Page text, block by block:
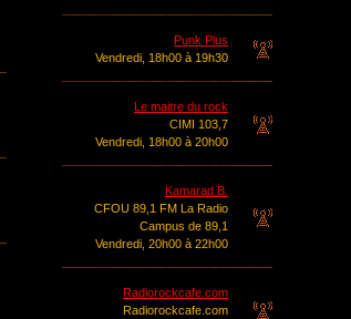
Punk Plus
Vendredi, 18h00 à 19h30
Le maitre du rock
CIMI 103,7
Vendredi, 18h00 à 20h00
Kamarad B.
CFOU 89,1 FM La Radio
Campus de 89,1
Vendredi, 20h00 à 22h00
Radiorockcafe.com
Radiorockcafe.com